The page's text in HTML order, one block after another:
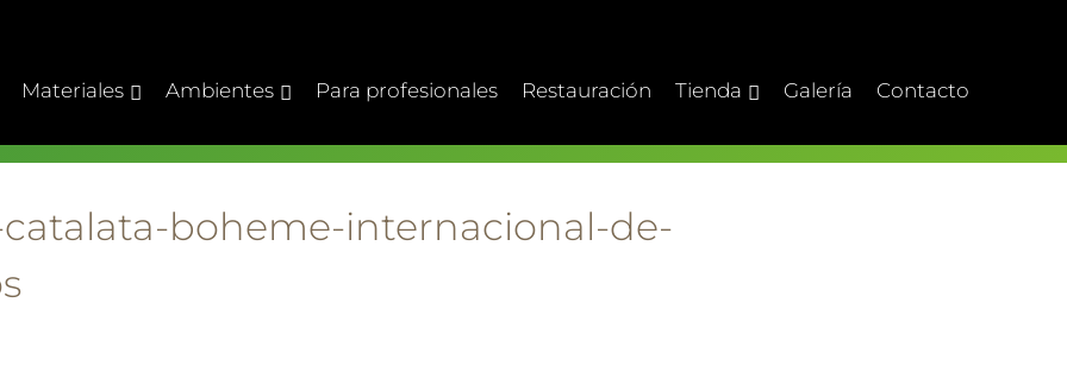
Materiales Ambientes Para profesionales Restauración Tienda Galería Contacto
boheme-internacional-de-